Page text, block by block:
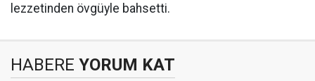
lezzetinden övgüyle bahsetti.
HABERE YORUM KAT